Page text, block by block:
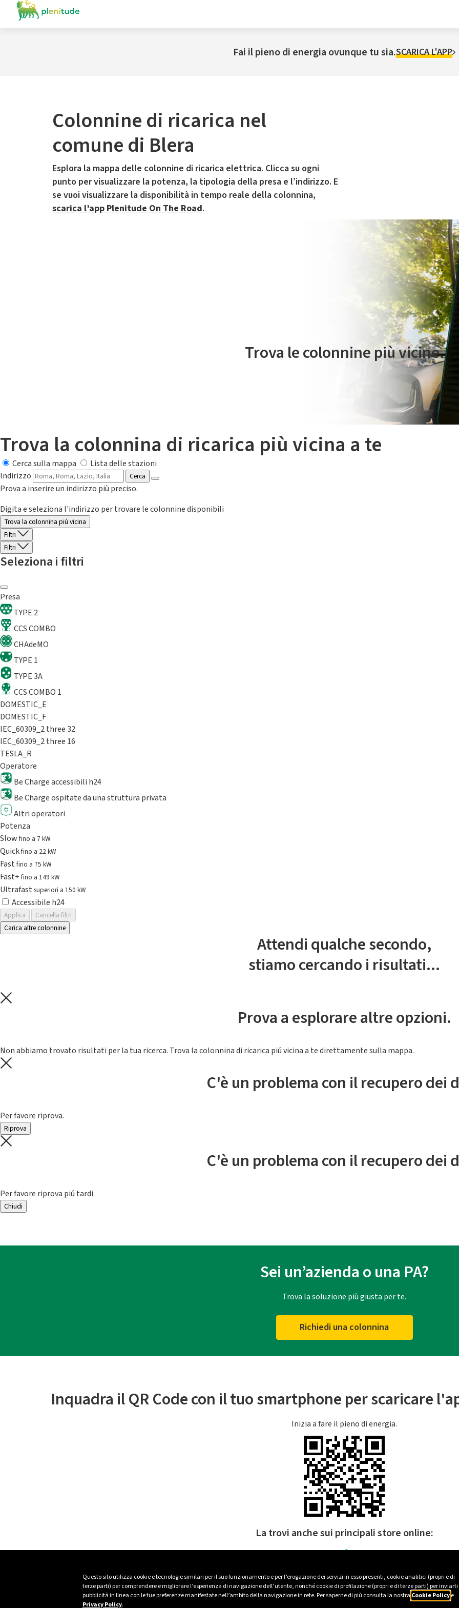
Questo sito utilizza cookie e tecnologie similari per il suo funzionamento e per l’erogazione dei servizi in esso presenti, cookie analitici (propri e di
terze parti) per comprendere e migliorare l’esperienza di navigazione dell’utente, nonché cookie di profilazione (propri e di terze parti) per inviarti
pubblicità in linea con le tue preferenze manifestate nell’ambito della navigazione in rete. Per saperne di più consulta la nostra Cookie Policye
Privacy Policy.
Fai il pieno di energia ovunque tu sia.SCARICA L'APP
Colonnine di ricarica nel
comune di Blera
Esplora la mappa delle colonnine di ricarica elettrica. Clicca su ogni
punto per visualizzare la potenza, la tipologia della presa e l’indirizzo. E
se vuoi visualizzare la disponibilità in tempo reale della colonnina,
scarica l’app Plenitude On The Road.
Il servizio di mobilità elettrica è gestito da Plenitude On The Road
Trova le colonnine più vicine.
Trova la colonnina di ricarica più vicina a te
Cerca sulla mappa
Lista delle stazioni
Indirizzo
Cerca
Prova a inserire un indirizzo più preciso.
Digita e seleziona l'indirizzo per trovare le colonnine disponibili
Trova la colonnina piú vicina
Filtri
Filtri
Seleziona i filtri
Presa
TYPE 2
CCS COMBO
CHAdeMO
TYPE 1
TYPE 3A
CCS COMBO 1
DOMESTIC_E
DOMESTIC_F
IEC_60309_2 three 32
IEC_60309_2 three 16
TESLA_R
Operatore
Be Charge accessibili h24
Be Charge ospitate da una struttura privata
Altri operatori
Potenza
Slowfino a 7 kW
Quickfino a 22 kW
Fastfino a 75 kW
Fast+fino a 149 kW
Ultrafast superiori a 150 kW
Accessibile h24
Applica
Cancella filtri
Carica altre colonnine
Attendi qualche secondo,
stiamo cercando i risultati...
Prova a esplorare altre opzioni.
Non abbiamo trovato risultati per la tua ricerca. Trova la colonnina di ricarica piú vicina a te direttamente sulla mappa.
C'è un problema con il recupero dei
Per favore riprova.
Riprova
C'è un problema con il recupero dei
Per favore riprova piú tardi
Chiudi
Sei un’azienda o una PA?
Trova la soluzione più giusta per te.
Richiedi una colonnina
Inquadra il QR Code con il tuo smartphone per scaricare
Inizia a fare il pieno di energia.
La trovi anche sui principali store online: